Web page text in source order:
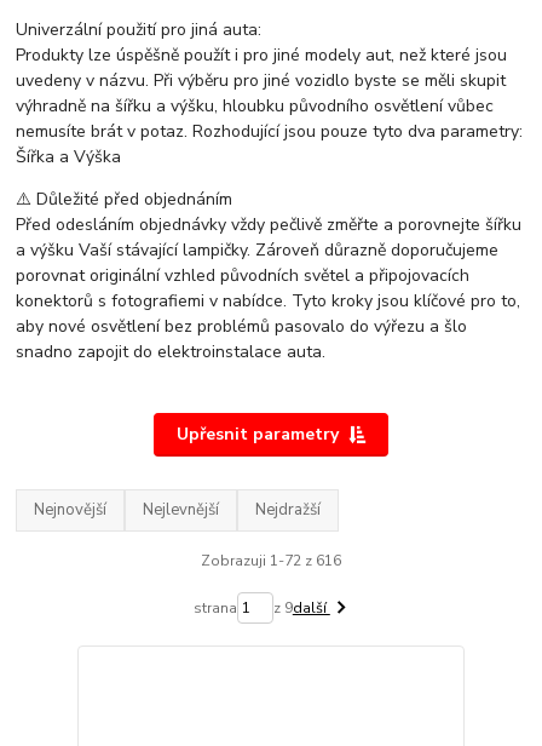
Univerzální použití pro jiná auta:
Produkty lze úspěšně použít i pro jiné modely aut, než které jsou
uvedeny v názvu. Při výběru pro jiné vozidlo byste se měli skupit
výhradně na šířku a výšku, hloubku původního osvětlení vůbec
nemusíte brát v potaz. Rozhodující jsou pouze tyto dva parametry:
Šířka a Výška
⚠️ Důležité před objednáním
Před odesláním objednávky vždy pečlivě změřte a porovnejte šířku
a výšku Vaší stávající lampičky. Zároveň důrazně doporučujeme
porovnat originální vzhled původních světel a připojovacích
konektorů s fotografiemi v nabídce. Tyto kroky jsou klíčové pro to,
aby nové osvětlení bez problémů pasovalo do výřezu a šlo
snadno zapojit do elektroinstalace auta.
Upřesnit parametry
Nejnovější Nejlevnější Nejdražší
Zobrazuji 1-72 z 616
strana z 9další